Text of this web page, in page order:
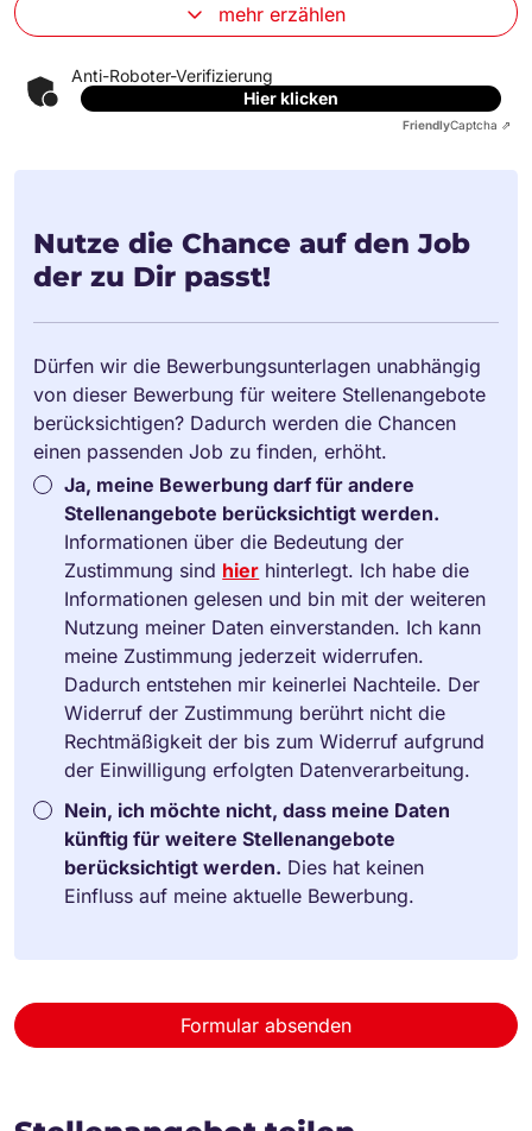
mehr erzählen
Anti-Roboter-Verifizierung
Hier klicken
FriendlyCaptcha ⇗
Nutze die Chance auf den Job
der zu Dir passt!
Dürfen wir die Bewerbungsunterlagen unabhängig
von dieser Bewerbung für weitere Stellenangebote
berücksichtigen? Dadurch werden die Chancen
einen passenden Job zu finden, erhöht.
Ja, meine Bewerbung darf für andere
Stellenangebote berücksichtigt werden.
Informationen über die Bedeutung der
Zustimmung sind hier hinterlegt. Ich habe die
Informationen gelesen und bin mit der weiteren
Nutzung meiner Daten einverstanden. Ich kann
meine Zustimmung jederzeit widerrufen.
Dadurch entstehen mir keinerlei Nachteile. Der
Widerruf der Zustimmung berührt nicht die
Rechtmäßigkeit der bis zum Widerruf aufgrund
der Einwilligung erfolgten Datenverarbeitung.
Nein, ich möchte nicht, dass meine Daten
künftig für weitere Stellenangebote
berücksichtigt werden. Dies hat keinen
Einfluss auf meine aktuelle Bewerbung.
Formular absenden